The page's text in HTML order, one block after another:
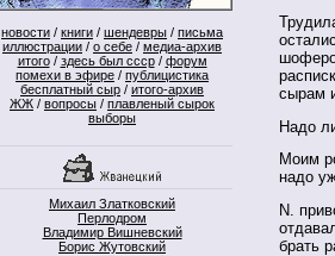
новости / книги / шендевры / письма
иллюстрации / о себе / медиа-архив
итого/ здесь был ссср/ форум
помехи в эфире / публицистика
бесплатный сыр / итого-архив
ЖЖ / вопросы / плавленый сырок
выборы
Михаил Златковский
Перлодром
Владимир Вишневский
Борис Жутовский
сырам
Надо
Моим
надо
N.
брать